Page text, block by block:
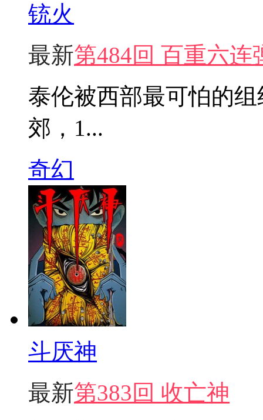
铳火
最新第484回 百重六连
泰伦被西部最可怕的
郊，1...
奇幻
斗厌神
最新第383回 收亡神